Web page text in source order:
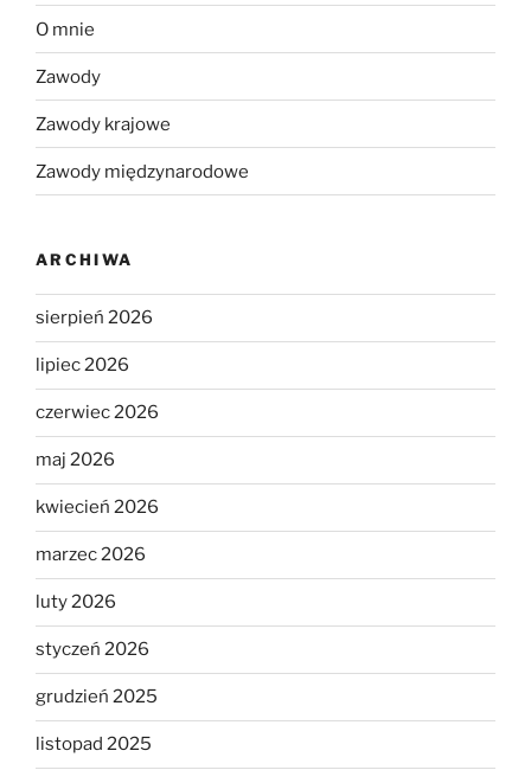
O mnie
Zawody
Zawody krajowe
Zawody międzynarodowe
ARCHIWA
sierpień 2026
lipiec 2026
czerwiec 2026
maj 2026
kwiecień 2026
marzec 2026
luty 2026
styczeń 2026
grudzień 2025
listopad 2025